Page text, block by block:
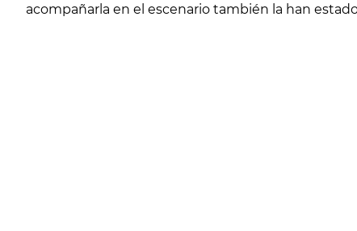
acompañarla en el escenario también la han